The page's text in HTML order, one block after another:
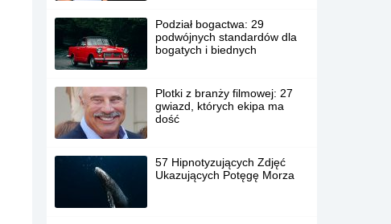
Podział bogactwa: 29
podwójnych standardów dla
bogatych i biednych
Plotki z branży filmowej: 27
gwiazd, których ekipa ma
dość
57 Hipnotyzujących Zdjęć
Ukazujących Potęgę Morza